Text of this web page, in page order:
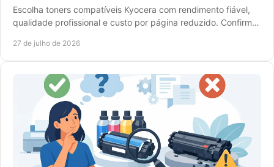
Escolha toners compatíveis Kyocera com rendimento fiável,
qualidade profissional e custo por página reduzido. Confirme
27 de julho de 2026